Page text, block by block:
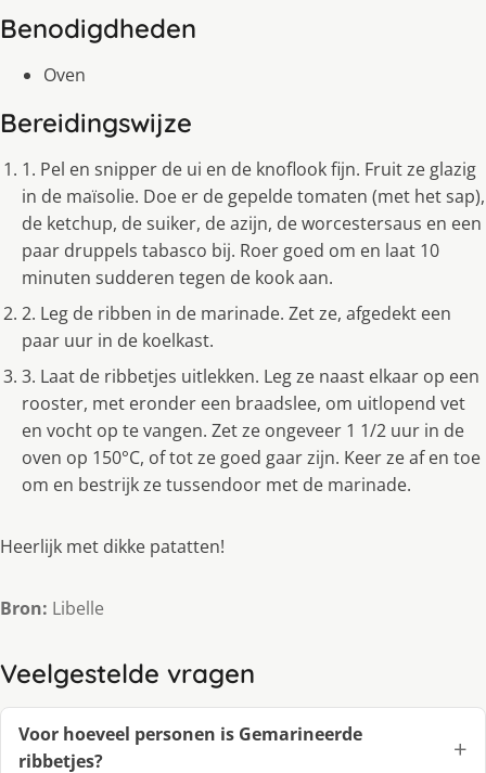
Benodigdheden
Oven
Bereidingswijze
1. Pel en snipper de ui en de knoflook fijn. Fruit ze glazig
in de maïsolie. Doe er de gepelde tomaten (met het sap),
de ketchup, de suiker, de azijn, de worcestersaus en een
paar druppels tabasco bij. Roer goed om en laat 10
minuten sudderen tegen de kook aan.
2. Leg de ribben in de marinade. Zet ze, afgedekt een
paar uur in de koelkast.
3. Laat de ribbetjes uitlekken. Leg ze naast elkaar op een
rooster, met eronder een braadslee, om uitlopend vet
en vocht op te vangen. Zet ze ongeveer 1 1/2 uur in de
oven op 150°C, of tot ze goed gaar zijn. Keer ze af en toe
om en bestrijk ze tussendoor met de marinade.
Heerlijk met dikke patatten!
Bron: Libelle
Veelgestelde vragen
Voor hoeveel personen is Gemarineerde
ribbetjes?